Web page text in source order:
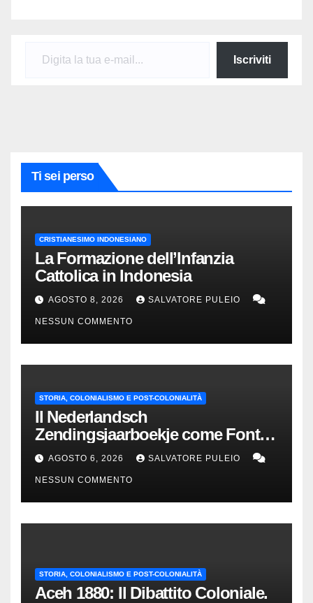
Iscriviti
Ti sei perso
CRISTIANESIMO INDONESIANO
La Formazione dell’Infanzia
Cattolica in Indonesia
AGOSTO 8, 2026 SALVATORE PULEIO
NESSUN COMMENTO
STORIA, COLONIALISMO E POST-COLONIALITÀ
Il Nederlandsch
Zendingsjaarboekje come Fonte
Storica delle Indie Orientali
Olandesi
AGOSTO 6, 2026 SALVATORE PULEIO
NESSUN COMMENTO
STORIA, COLONIALISMO E POST-COLONIALITÀ
Aceh 1880: Il Dibattito Coloniale.